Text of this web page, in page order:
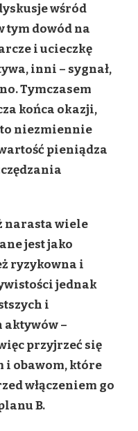
BAĆ
PRZY
ZAKUPIE
ZŁOTA?
wśród
tym dowód na
i ucieczkę
inni – sygnał,
Tymczasem
końca okazji,
niezmiennie
pieniądza
narasta wiele
jest jako
ryzykowna i
jednak
i
–
przyjrzeć się
i obawom, które
włączeniem go
B.